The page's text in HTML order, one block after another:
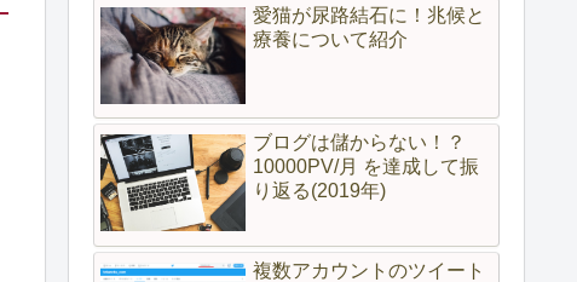
愛猫が尿路結石に！兆候と
療養について紹介
ブログは儲からない！？
10000PV/月 を達成して振
り返る(2019年)
複数アカウントのツイート